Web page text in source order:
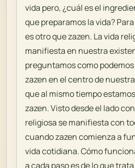
vida pero, ¿cuál es el
que preparamos la vida?
es otro que zazen. La vida
manifiesta en nuestra
preguntamos como
zazen en el centro de
que al mismo tiempo
zazen. Visto desde el lado
religiosa se manifiesta con
cuando zazen comienza a
vida cotidiana. Cómo
a cada paso es de lo que